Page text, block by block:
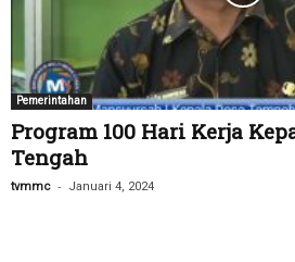
Pemerintahan
Program 100 Hari Kerja
Tengah
tvmmc - Januari 4, 2024